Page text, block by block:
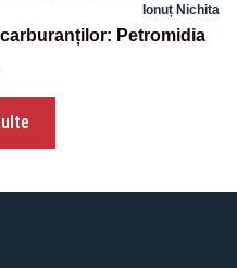
Ionuț Nichita
Petromidia